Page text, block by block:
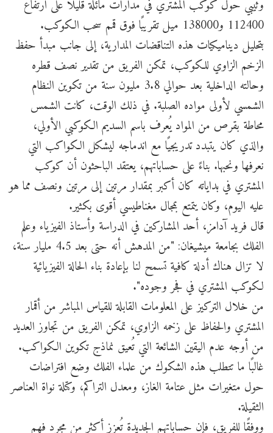
وثيبي حول كوكب المشتري في مدارات مائلة قليلاً على ارتفاع
112400 و138000 ميل تقريبًا فوق قمم سحب الكوكب.
بتحليل ديناميكيات هذه التناقضات المدارية، إلى جانب مبدأ حفظ
الزخم الزاوي للكوكب، تمكن الفريق من تقدير نصف قطره
وحالته الداخلية بعد حوالي 3.8 مليون سنة من تكوين النظام
الشمسي لأولى مواده الصلبة. في ذلك الوقت، كانت الشمس
محاطة بقرص من المواد يُعرف باسم السديم الكوكبي الأولي،
والذي كان يتبدد تدريجيًا مع اندماجه ليشكل الكواكب التي
نعرفها ونحبها. بناءً على حساباتهم، يعتقد الباحثون أن كوكب
المشتري في بداياته كان أكبر بمقدار مرتين إلى مرتين ونصف مما هو
عليه اليوم، وكان يتمتع بمجال مغناطيسي أقوى بكثير.
قال فريد آدامز، أحد المشاركين في الدراسة وأستاذ الفيزياء وعلم
الفلك بجامعة ميشيغان: "من المدهش أنه حتى بعد 4.5 مليار سنة،
لا تزال هناك أدلة كافية تسمح لنا بإعادة بناء الحالة الفيزيائية
لكوكب المشتري في فجر وجوده".
من خلال التركيز على المعلومات القابلة للقياس المباشر من أقمار
المشتري والحفاظ على زخمه الزاوي، تمكن الفريق من تجاوز العديد
من أوجه عدم اليقين الشائعة التي تُعيق نماذج تكوين الكواكب.
غالبًا ما تتطلب هذه الشكوك من علماء الفلك وضع افتراضات
حول متغيرات مثل عتامة الغاز، ومعدل التراكم، وكتلة نواة العناصر
الثقيلة.
ووفقًا للفريق، فإن حساباتهم الجديدة تُعزز أكثر من مجرد فهم